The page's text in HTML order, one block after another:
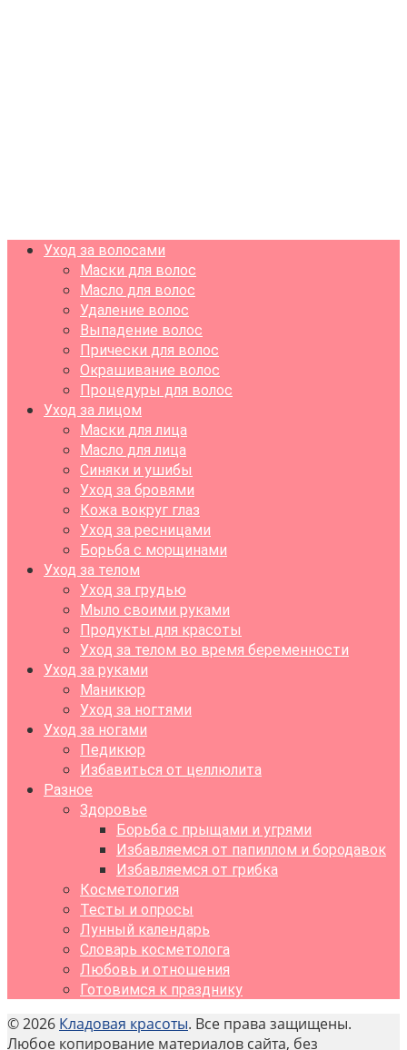
Уход за волосами
Маски для волос
Масло для волос
Удаление волос
Выпадение волос
Прически для волос
Окрашивание волос
Процедуры для волос
Уход за лицом
Маски для лица
Масло для лица
Синяки и ушибы
Уход за бровями
Кожа вокруг глаз
Уход за ресницами
Борьба с морщинами
Уход за телом
Уход за грудью
Мыло своими руками
Продукты для красоты
Уход за телом во время беременности
Уход за руками
Маникюр
Уход за ногтями
Уход за ногами
Педикюр
Избавиться от целлюлита
Разное
Здоровье
Борьба с прыщами и угрями
Избавляемся от папиллом и бородавок
Избавляемся от грибка
Косметология
Тесты и опросы
Лунный календарь
Словарь косметолога
Любовь и отношения
Готовимся к празднику
© 2026 Кладовая красоты. Все права защищены.
Любое копирование материалов сайта, без